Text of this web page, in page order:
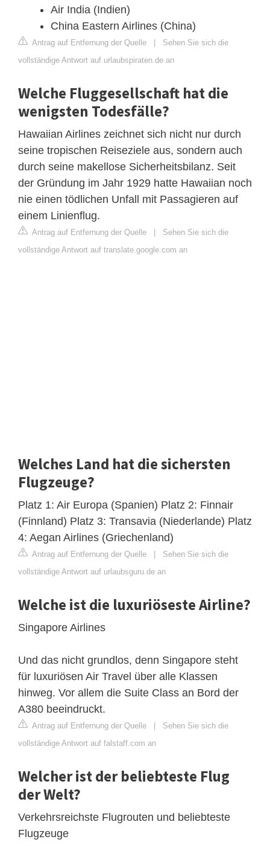
Air India (Indien)
China Eastern Airlines (China)
Antrag auf Entfernung der Quelle | Sehen Sie sich die
vollständige Antwort auf urlaubspiraten.de an
Welche Fluggesellschaft hat die
wenigsten Todesfälle?
Hawaiian Airlines zeichnet sich nicht nur durch
seine tropischen Reiseziele aus, sondern auch
durch seine makellose Sicherheitsbilanz. Seit
der Gründung im Jahr 1929 hatte Hawaiian noch
nie einen tödlichen Unfall mit Passagieren auf
einem Linienflug.
Antrag auf Entfernung der Quelle | Sehen Sie sich die
vollständige Antwort auf translate.google.com an
Welches Land hat die sichersten
Flugzeuge?
Platz 1: Air Europa (Spanien) Platz 2: Finnair
(Finnland) Platz 3: Transavia (Niederlande) Platz
4: Aegan Airlines (Griechenland)
Antrag auf Entfernung der Quelle | Sehen Sie sich die
vollständige Antwort auf urlaubsguru.de an
Welche ist die luxuriöseste Airline?
Singapore Airlines
Und das nicht grundlos, denn Singapore steht
für luxuriösen Air Travel über alle Klassen
hinweg. Vor allem die Suite Class an Bord der
A380 beeindruckt.
Antrag auf Entfernung der Quelle | Sehen Sie sich die
vollständige Antwort auf falstaff.com an
Welcher ist der beliebteste Flug
der Welt?
Verkehrsreichste Flugrouten und beliebteste
Flugzeuge